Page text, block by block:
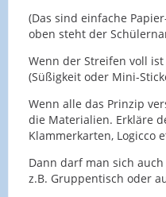
(Das sind einfache
oben steht der
Wenn der Streifen voll
(Süßigkeit oder Mini-
Wenn alle das Prinzip
die Materialien. Erkläre
Klammerkarten, Logicco
Dann darf man sich
z.B. Gruppentisch oder